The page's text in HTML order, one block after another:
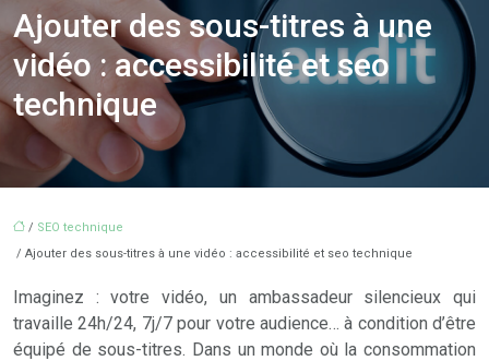
Ajouter des sous-titres à une
vidéo : accessibilité et seo
technique
/ SEO technique
/ Ajouter des sous-titres à une vidéo : accessibilité et seo technique
Imaginez : votre vidéo, un ambassadeur silencieux qui
travaille 24h/24, 7j/7 pour votre audience… à condition d’être
équipé de sous-titres. Dans un monde où la consommation